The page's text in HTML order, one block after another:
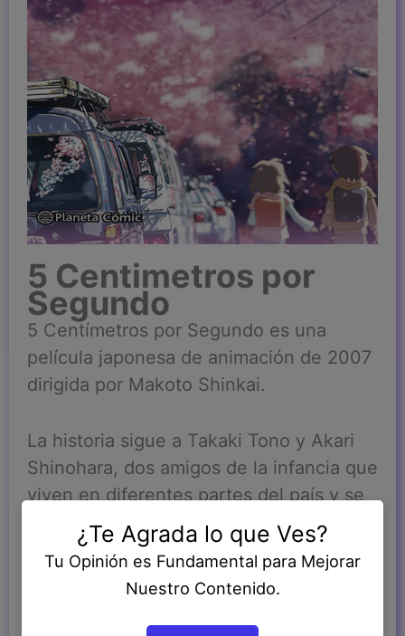
5 Centimetros por
Segundo
5 Centímetros por Segundo es una
película japonesa de animación de 2007
dirigida por Makoto Shinkai.
La historia sigue a Takaki Tono y Akari
Shinohara, dos amigos de la infancia que
viven en diferentes partes del país y se
comunican a través de cartas. A medida
que crecen y empiezan a aceptar la
realidad de la distancia que los separa,
problemas de la vida adulta. A lo largo
¿Te Agrada lo que Ves?
Tu Opinión es Fundamental para Mejorar
Nuestro Contenido.